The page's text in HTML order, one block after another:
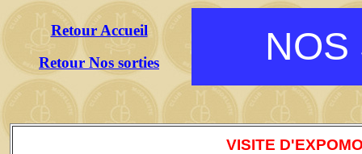
Retour Accueil
Retour Nos sorties
NOS
VISITE